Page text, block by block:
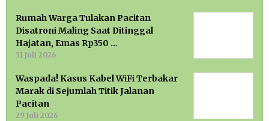
Rumah Warga Tulakan Pacitan
Disatroni Maling Saat Ditinggal
Hajatan, Emas Rp350 …
31 Juli 2026
Waspada! Kasus Kabel WiFi Terbakar
Marak di Sejumlah Titik Jalanan
Pacitan
29 Juli 2026